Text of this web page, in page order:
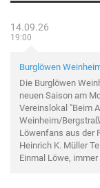
14.09.26
19:00
Burglöwen
Die Burglöwen
neuen Saison am
Vereinslokal "Beim
Weinheim/
Löwenfans aus der
Heinrich K. Müller
Einmal Löwe, immer